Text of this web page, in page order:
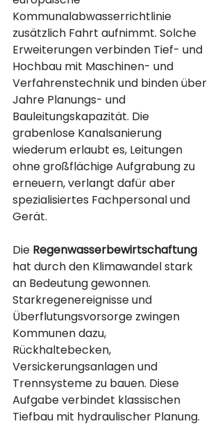
Kommunalabwasserrichtlinie
zusätzlich Fahrt aufnimmt. Solche
Erweiterungen verbinden Tief- und
Hochbau mit Maschinen- und
Verfahrenstechnik und binden über
Jahre Planungs- und
Bauleitungskapazität. Die
grabenlose Kanalsanierung
wiederum erlaubt es, Leitungen
ohne großflächige Aufgrabung zu
erneuern, verlangt dafür aber
spezialisiertes Fachpersonal und
Gerät.
Die Regenwasserbewirtschaftung
hat durch den Klimawandel stark
an Bedeutung gewonnen.
Starkregenereignisse und
Überflutungsvorsorge zwingen
Kommunen dazu,
Rückhaltebecken,
Versickerungsanlagen und
Trennsysteme zu bauen. Diese
Aufgabe verbindet klassischen
Tiefbau mit hydraulischer Planung.